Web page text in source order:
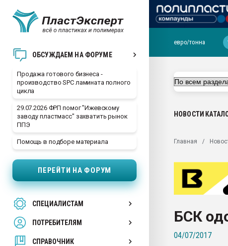
ОБСУЖДАЕМ НА ФОРУМЕ
Продажа готового бизнеса -
производство SPC ламината полного
цикла
29.07.2026 ФРП помог "Ижевскому
заводу пластмасс" захватить рынок
ППЭ
Помощь в подборе материала
ПЕРЕЙТИ НА ФОРУМ
СПЕЦИАЛИСТАМ
ПОТРЕБИТЕЛЯМ
СПРАВОЧНИК
28.07.2026 "Технониколь"
Всё, что касается
Материал поверхности
Продам отходы
поликарбоната и АБС-
Armaloy PC/ABS-1IM
Профильная
покупка, обмен
евро/тонна
НОВОСТИ
Главная
БСК
04/07/2017